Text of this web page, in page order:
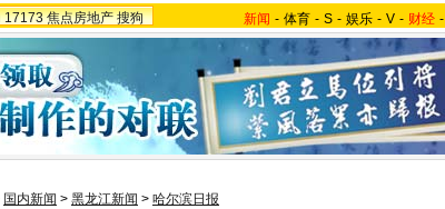
17173 焦点房地产 搜狗 新闻 - 体育 - S - 娱乐 - V - 财经 -
国内新闻 > 黑龙江新闻 > 哈尔滨日报